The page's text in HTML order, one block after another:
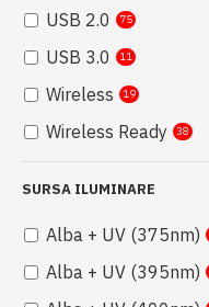
USB 2.0 75
USB 3.0 11
Wireless 19
Wireless Ready 38
SURSA ILUMINARE
Alba + UV (375nm)
Alba + UV (395nm)